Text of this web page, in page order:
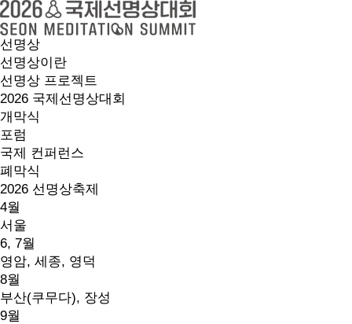
선명상
선명상이란
선명상 프로젝트
2026 국제선명상대회
개막식
포럼
국제 컨퍼런스
폐막식
2026 선명상축제
4월
서울
6, 7월
영암, 세종, 영덕
8월
부산(쿠무다), 장성
9월